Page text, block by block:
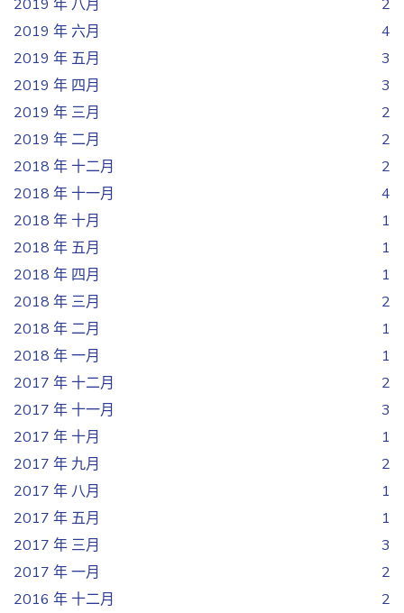
2019 年 八月
2
2019 年 六月
4
2019 年 五月
3
2019 年 四月
3
2019 年 三月
2
2019 年 二月
2
2018 年 十二月
2
2018 年 十一月
4
2018 年 十月
1
2018 年 五月
1
2018 年 四月
1
2018 年 三月
2
2018 年 二月
1
2018 年 一月
1
2017 年 十二月
2
2017 年 十一月
3
2017 年 十月
1
2017 年 九月
2
2017 年 八月
1
2017 年 五月
1
2017 年 三月
3
2017 年 一月
2
2016 年 十二月
2